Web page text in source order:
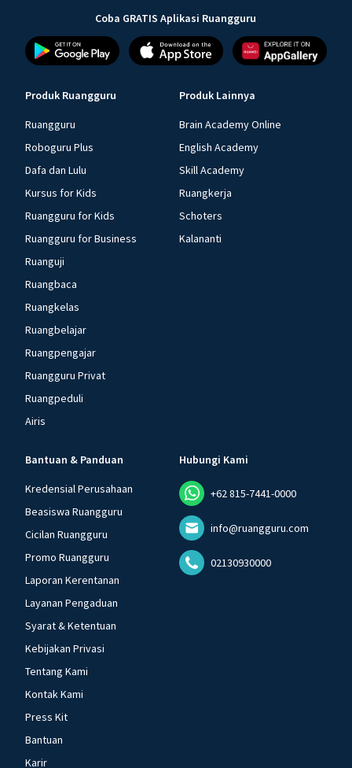
Coba GRATIS Aplikasi Ruangguru
Produk Ruangguru
Ruangguru
Roboguru Plus
Dafa dan Lulu
Kursus for Kids
Ruangguru for Kids
Ruangguru for Business
Ruanguji
Ruangbaca
Ruangkelas
Ruangbelajar
Ruangpengajar
Ruangguru Privat
Ruangpeduli
Airis
Produk Lainnya
Brain Academy Online
English Academy
Skill Academy
Ruangkerja
Schoters
Kalananti
Bantuan & Panduan
Kredensial Perusahaan
Beasiswa Ruangguru
Cicilan Ruangguru
Promo Ruangguru
Laporan Kerentanan
Layanan Pengaduan
Syarat & Ketentuan
Kebijakan Privasi
Tentang Kami
Kontak Kami
Press Kit
Bantuan
Karir
Hubungi Kami
+62 815-7441-0000
info@ruangguru.com
02130930000